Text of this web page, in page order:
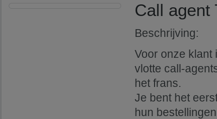
Call agent
Beschrijving:
Voor onze klant
vlotte call-
het frans.
Je bent het
hun